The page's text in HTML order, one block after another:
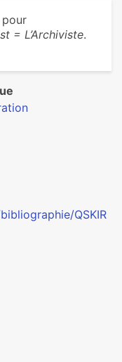
pour
= L’Archiviste.
QSKIR